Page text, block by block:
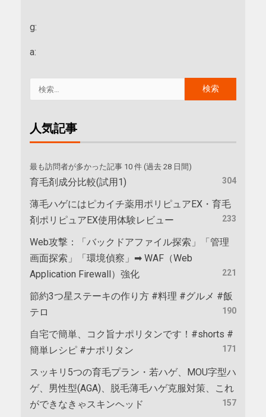
g:
a:
人気記事
最も訪問者が多かった記事 10 件 (過去 28 日間)
育毛剤成分比較(試用1) 304
薄毛ハゲにはピカイチ薬用ポリピュアEX・育毛
剤ポリピュアEX使用体験レビュー
233
Web攻撃：「バックドアファイル探索」「管理
画面探索」「環境偵察」➡ WAF（Web
Application Firewall）強化
221
節約3つ星ステーキの作り方 #料理 #グルメ #飯
テロ
190
自宅で簡単、コク旨ナポリタンです！#shorts #
簡単レシピ #ナポリタン
171
スッキリ5つの育毛プラン・若ハゲ、MOU字型ハ
ゲ、男性型(AGA)、脱毛薄毛ハゲ克服対策、これ
ができなきゃスキンヘッド
157